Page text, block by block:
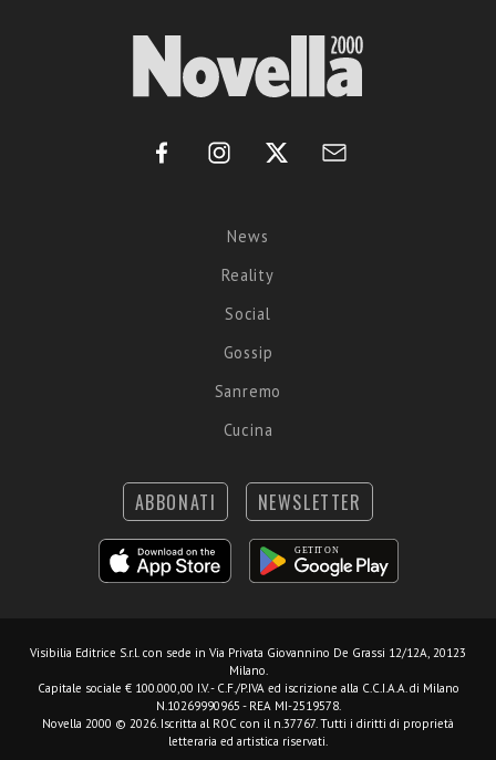
News
Reality
Social
Gossip
Sanremo
Cucina
ABBONATI NEWSLETTER
Visibilia Editrice S.r.l. con sede in Via Privata Giovannino De Grassi 12/12A, 20123
Milano.
Capitale sociale € 100.000,00 I.V. - C.F./P.IVA ed iscrizione alla C.C.I.A.A. di Milano
N.10269990965 - REA MI-2519578.
Novella 2000 © 2026. Iscritta al ROC con il n.37767. Tutti i diritti di proprietà
letteraria ed artistica riservati.